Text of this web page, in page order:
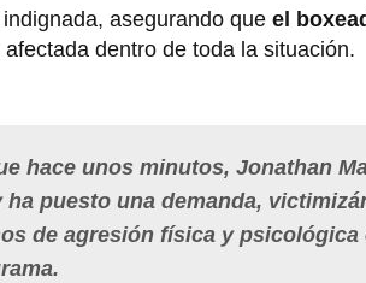
asegurando que el
dentro de toda la situación.
hace unos minutos, Jonathan
puesto una demanda,
de agresión física y psicológica